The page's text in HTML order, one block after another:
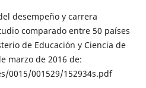
desempeño y carrera
comparado entre 50 países
de Educación y Ciencia de
marzo de 2016 de:
0015/001529/152934s.pdf